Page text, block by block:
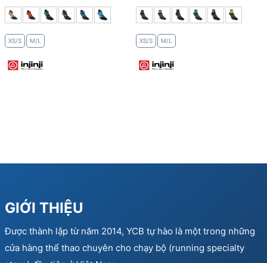
XS/S M/L XS/S M/L
GIỚI THIỆU
Được thành lập từ năm 2014, YCB tự hào là một trong những
cửa hàng thể thao chuyên cho chạy bộ (running specialty